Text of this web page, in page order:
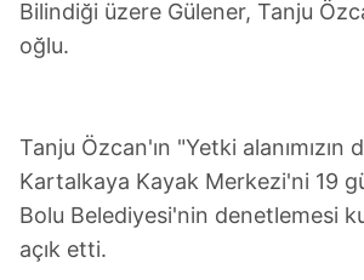
Bilindiği üzere Gülener, Tanju
oğlu.
Tanju Özcan'ın "Yetki alanımızın
Kartalkaya Kayak Merkezi'ni 19
Bolu Belediyesi'nin denetlemesi
açık etti.